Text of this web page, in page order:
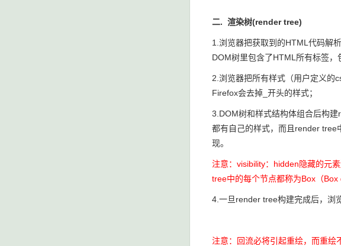
二. 渲染树(render tree)
1.浏览器把获取到的HTML代码解
DOM树里包含了HTML所有标签，
2.浏览器把所有样式（用户定义的
Firefox会去掉_开头的样式；
3.DOM树和样式结构体组合后构
都有自己的样式，而且render tree
现。
注意：visibility：hidden隐藏的元
tree中的每个节点都称为Box（
4.一旦render tree构建完成后，浏
注意：回流必将引起重绘，而重绘